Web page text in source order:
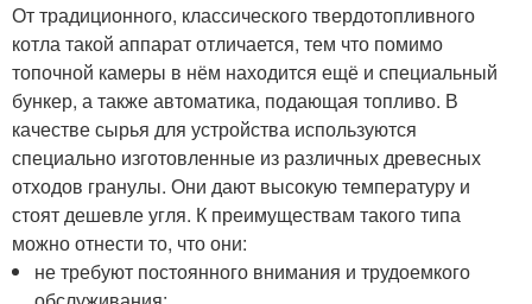
От традиционного, классического твердотопливного
котла такой аппарат отличается, тем что помимо
топочной камеры в нём находится ещё и специальный
бункер, а также автоматика, подающая топливо. В
качестве сырья для устройства используются
специально изготовленные из различных древесных
отходов гранулы. Они дают высокую температуру и
стоят дешевле угля. К преимуществам такого типа
можно отнести то, что они:
не требуют постоянного внимания и трудоемкого